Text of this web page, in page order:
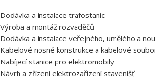
Dodávka a instalace trafostanic
Výroba a montáž rozvaděčů
Dodávka a instalace veřejného, umělého a
Kabelové nosné konstrukce a kabelové
Nabíjecí stanice pro elektromobily
Návrh a zřízení elektrozařízení stavenišť